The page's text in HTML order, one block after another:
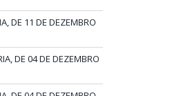
DE 11 DE DEZEMBRO
DE 04 DE DEZEMBRO